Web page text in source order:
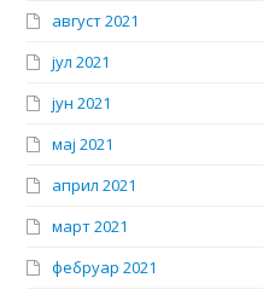
август 2021
јул 2021
јун 2021
мај 2021
април 2021
март 2021
фебруар 2021